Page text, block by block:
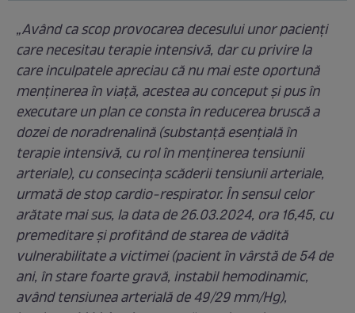
„Având ca scop provocarea decesului unor pacienţi
care necesitau terapie intensivă, dar cu privire la
care inculpatele apreciau că nu mai este oportună
menţinerea în viaţă, acestea au conceput şi pus în
executare un plan ce consta în reducerea bruscă a
dozei de noradrenalină (substanţă esenţială în
terapie intensivă, cu rol în menţinerea tensiunii
arteriale), cu consecinţa scăderii tensiunii arteriale,
urmată de stop cardio-respirator. În sensul celor
arătate mai sus, la data de 26.03.2024, ora 16,45, cu
premeditare şi profitând de starea de vădită
vulnerabilitate a victimei (pacient în vârstă de 54 de
ani, în stare foarte gravă, instabil hemodinamic,
având tensiunea arterială de 49/29 mm/Hg),